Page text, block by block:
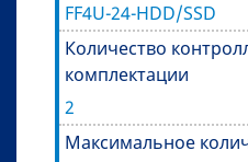
FF4U-24-HDD/SSD
Количество
комплектации
2
Максимальное